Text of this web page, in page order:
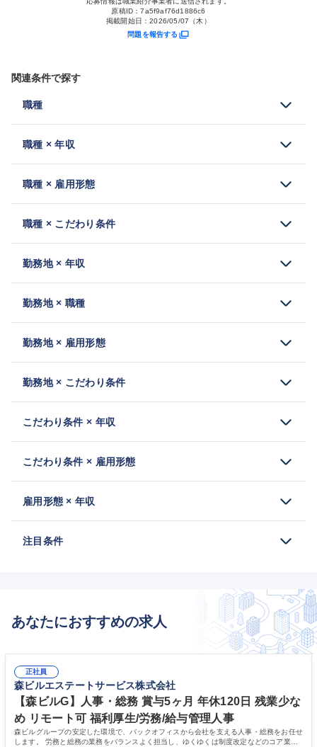
原稿ID：7a5f9af76d1886c6
掲載開始日：2026/05/07（木）
問題を報告する
関連条件で探す
職種
職種 × 年収
職種 × 雇用形態
職種 × こだわり条件
勤務地 × 年収
勤務地 × 職種
勤務地 × 雇用形態
勤務地 × こだわり条件
こだわり条件 × 年収
こだわり条件 × 雇用形態
雇用形態 × 年収
注目条件
あなたにおすすめの求人
正社員
森ビルエステートサービス株式会社
【森ビルG】人事・総務 賞与5ヶ月 年休120日 残業少な
め リモート可 福利厚生/労務/給与管理人事
森ビルグループの安定した環境で、バックオフィスから会社を支える人事・総務をお任せ
します。 労務と総務の業務をバランスよく担当し、ゆくゆくは制度改定などのコア業務